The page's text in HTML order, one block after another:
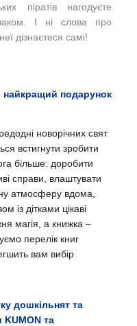
піратів нагодуєте
І ні слова про
дізнаєтеся самі!
найкращий подарунок
новорічних свят
встигнути зробити
більше: доробити
справи, влаштувати
атмосферу вдома,
із дітками цікаві
магія, а книжка –
перелік книг
вам вибір
дошкільнят та
та